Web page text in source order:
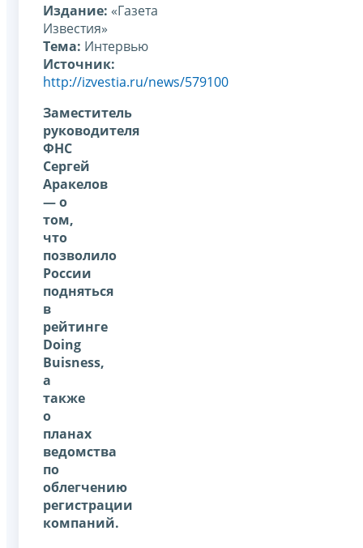
Издание: «Газета
Известия»
Тема: Интервью
Источник:
http://izvestia.ru/news/579100
Заместитель
руководителя
ФНС
Сергей
Аракелов
— о
том,
что
позволило
России
подняться
в
рейтинге
Doing
Buisness,
а
также
о
планах
ведомства
по
облегчению
регистрации
компаний.